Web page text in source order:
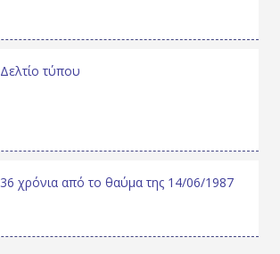
Δελτίο τύπου
36 χρόνια από το θαύμα της 14/06/1987